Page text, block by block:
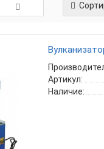
Артикул:
Наличие: